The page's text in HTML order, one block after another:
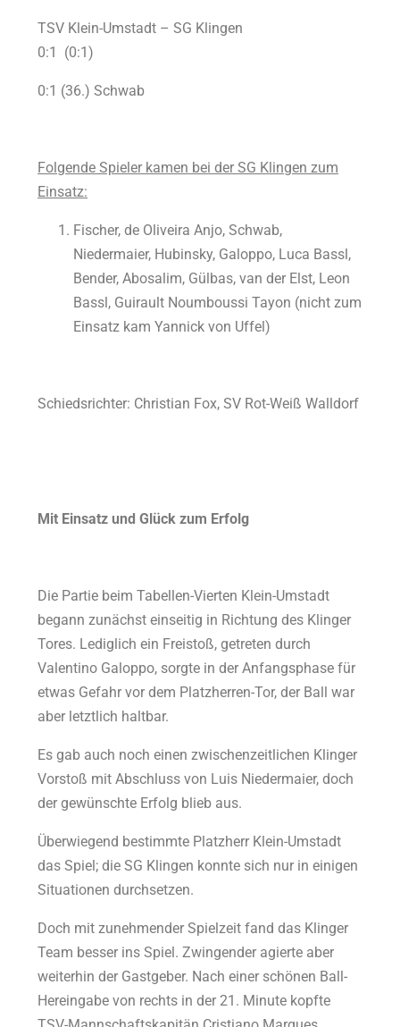
TSV Klein-Umstadt – SG Klingen
0:1 (0:1)
0:1 (36.) Schwab
Folgende Spieler kamen bei der SG Klingen zum
Einsatz:
Fischer, de Oliveira Anjo, Schwab,
Niedermaier, Hubinsky, Galoppo, Luca Bassl,
Bender, Abosalim, Gülbas, van der Elst, Leon
Bassl, Guirault Noumboussi Tayon (nicht zum
Einsatz kam Yannick von Uffel)
Schiedsrichter: Christian Fox, SV Rot-Weiß Walldorf
Mit Einsatz und Glück zum Erfolg
Die Partie beim Tabellen-Vierten Klein-Umstadt
begann zunächst einseitig in Richtung des Klinger
Tores. Lediglich ein Freistoß, getreten durch
Valentino Galoppo, sorgte in der Anfangsphase für
etwas Gefahr vor dem Platzherren-Tor, der Ball war
aber letztlich haltbar.
Es gab auch noch einen zwischenzeitlichen Klinger
Vorstoß mit Abschluss von Luis Niedermaier, doch
der gewünschte Erfolg blieb aus.
Überwiegend bestimmte Platzherr Klein-Umstadt
das Spiel; die SG Klingen konnte sich nur in einigen
Situationen durchsetzen.
Doch mit zunehmender Spielzeit fand das Klinger
Team besser ins Spiel. Zwingender agierte aber
weiterhin der Gastgeber. Nach einer schönen Ball-
Hereingabe von rechts in der 21. Minute kopfte